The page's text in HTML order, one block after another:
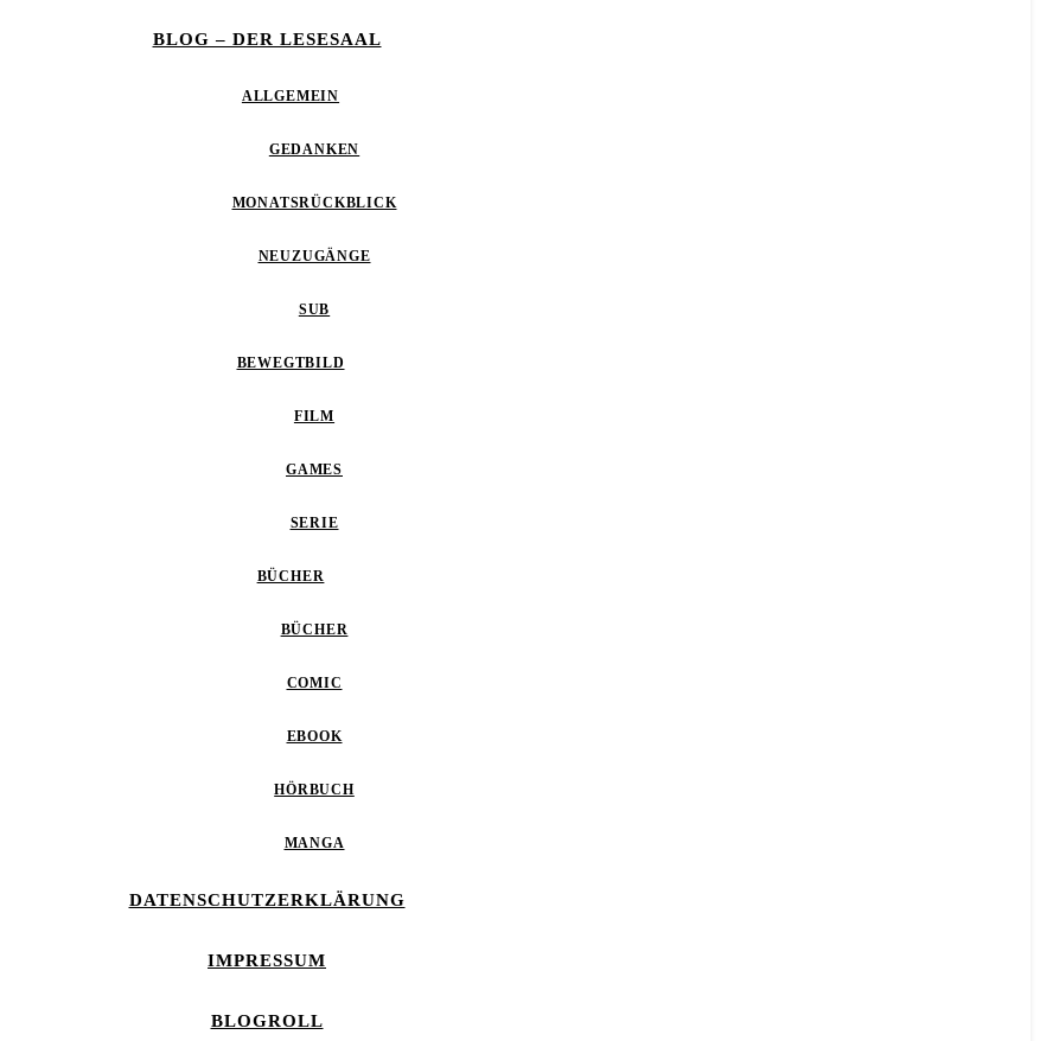
BLOG – DER LESESAAL
ALLGEMEIN
GEDANKEN
MONATSRÜCKBLICK
NEUZUGÄNGE
SUB
BEWEGTBILD
FILM
GAMES
SERIE
BÜCHER
BÜCHER
COMIC
EBOOK
HÖRBUCH
MANGA
DATENSCHUTZERKLÄRUNG
IMPRESSUM
BLOGROLL